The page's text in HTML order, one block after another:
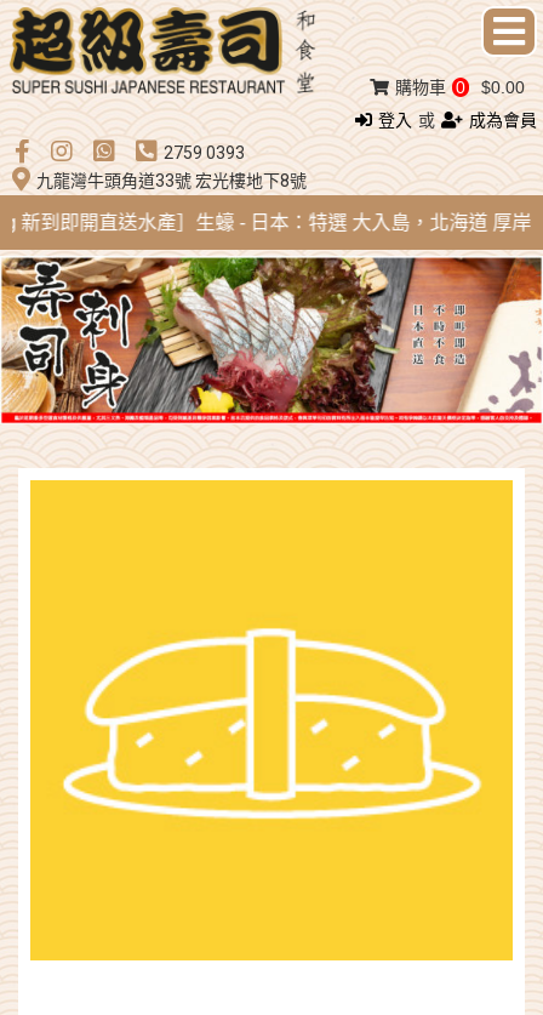
登入 或
成為會員
2759 0393
九龍灣牛頭角道33號 宏光樓地下8號
購物車 0 $0.00
新到即開直送水產］生蠔 - 日本：特選 大入島，北海道 厚岸